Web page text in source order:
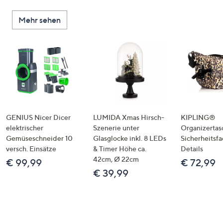
Mehr sehen
GENIUS Nicer Dicer
elektrischer
Gemüseschneider 10
versch. Einsätze
€ 99,99
LUMIDA Xmas Hirsch-
Szenerie unter
Glasglocke inkl. 8 LEDs
& Timer Höhe ca.
42cm, Ø 22cm
€ 39,99
KIPLING®
Details
€ 72,99